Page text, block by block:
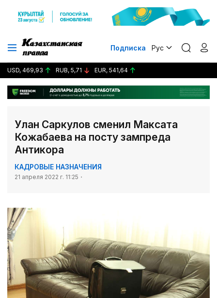
Подписка Рус
USD, 469,93 RUB, 5,71 EUR, 541,64
Улан Саркулов сменил Максата
Кожабаева на посту зампреда
Антикора
КАДРОВЫЕ НАЗНАЧЕНИЯ
21 апреля 2022 г. 11:25